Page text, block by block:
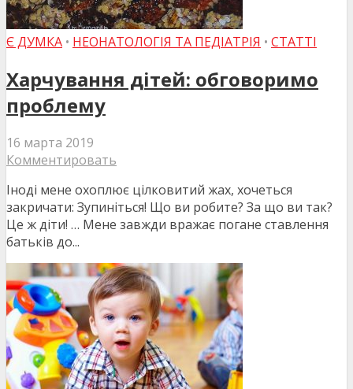
Є ДУМКА • НЕОНАТОЛОГІЯ ТА ПЕДІАТРІЯ • СТАТТІ
Харчування дітей: обговоримо
проблему
16 марта 2019
Комментировать
Іноді мене охоплює цілковитий жах, хочеться
закричати: Зупиніться! Що ви робите? За що ви так?
Це ж діти! … Мене завжди вражає погане ставлення
батьків до...